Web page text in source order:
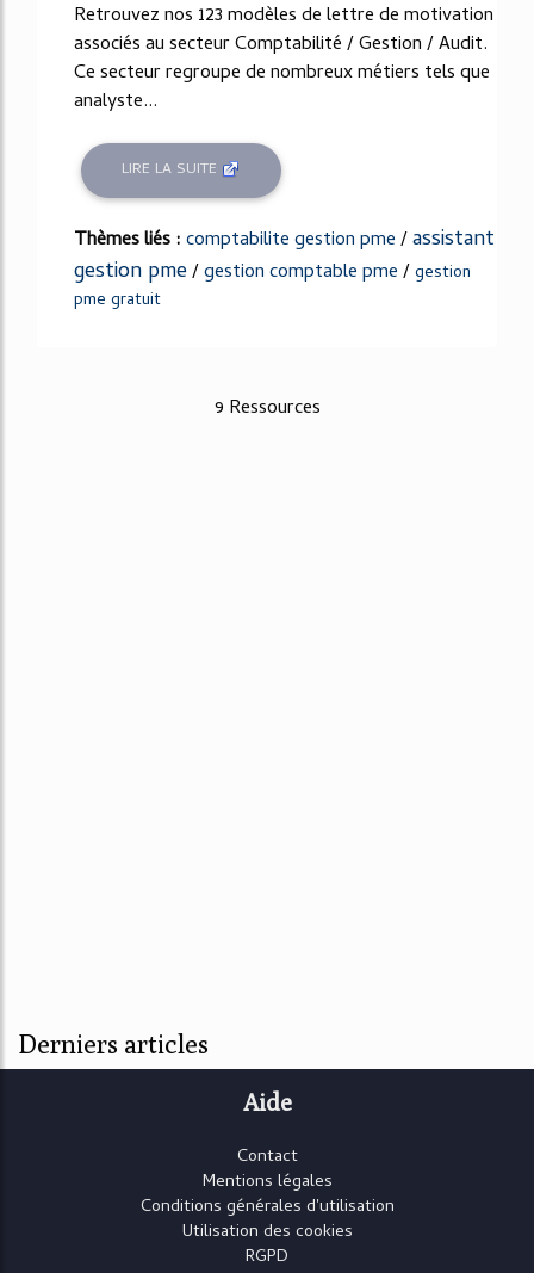
Retrouvez nos 123 modèles de lettre de motivation
associés au secteur Comptabilité / Gestion / Audit.
Ce secteur regroupe de nombreux métiers tels que
analyste...
LIRE LA SUITE
Thèmes liés :comptabilite gestion pme/assistant
gestion pme/gestion comptable pme/gestion
pme gratuit
9 Ressources
Derniers articles
Aide
Contact
Mentions légales
Conditions générales d'utilisation
Utilisation des cookies
RGPD